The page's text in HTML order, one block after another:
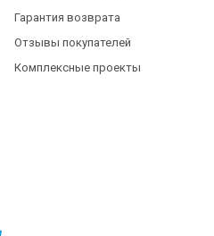
Гарантия возврата
Отзывы покупателей
Комплексные проекты